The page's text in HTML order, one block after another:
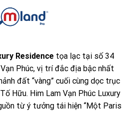
Residence tọa lạc tại số 34
Phúc, vị trí đắc địa bậc nhất
đất “vàng” cuối cùng dọc trục
Hữu. Him Lam Vạn Phúc Luxury
từ ý tưởng tái hiện “Một Paris